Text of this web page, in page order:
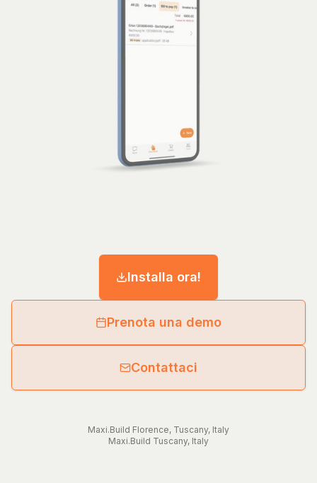
Installa ora!
Prenota una demo
Contattaci
Maxi.Build Florence, Tuscany, Italy
Maxi.Build Tuscany, Italy